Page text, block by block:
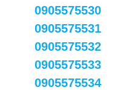
0905575530
0905575531
0905575532
0905575533
0905575534